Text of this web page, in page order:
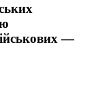
—